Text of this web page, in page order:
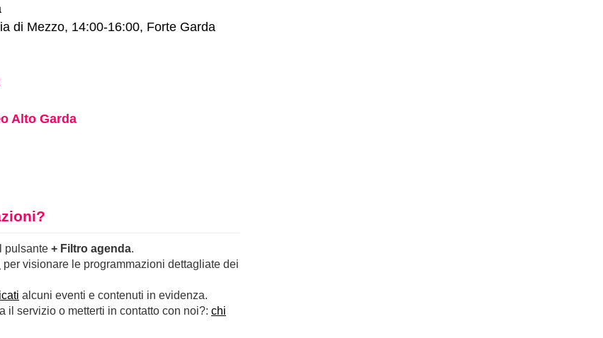
di Mezzo, 14:00-16:00, Forte Garda
Alto Garda
pulsante + Filtro agenda.
per visionare le programmazioni dettagliate dei
alcuni eventi e contenuti in evidenza.
il servizio o metterti in contatto con noi?: chi